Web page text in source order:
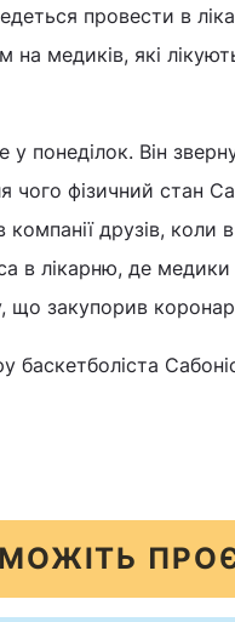
провести в
на медиків, які
у понеділок. Він
чого фізичний стан
компанії друзів,
в лікарню, де
що закупорив
баскетболіста